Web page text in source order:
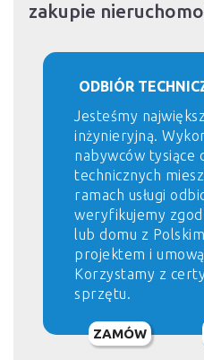
zakupie
ODBIÓR
Jesteśmy
inżynieryjną.
nabywców tysiące
technicznych
ramach usługi
weryfikujemy
lub domu z
projektem i
Korzystamy z
sprzętu.
ZAMÓW